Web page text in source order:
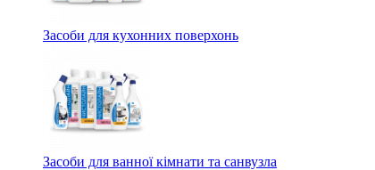
Засоби для кухонних поверхонь
Засоби для ванної кімнати та санвузла